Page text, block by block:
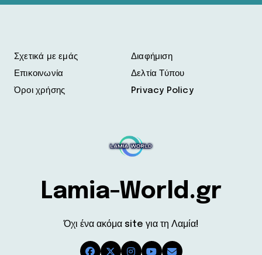
Σχετικά με εμάς
Επικοινωνία
Όροι χρήσης
Διαφήμιση
Δελτία Τύπου
Privacy Policy
Lamia-World.gr
Όχι ένα ακόμα site για τη Λαμία!